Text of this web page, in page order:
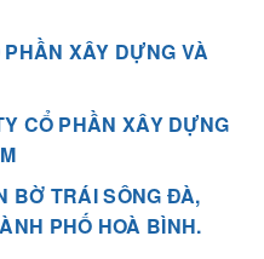
XÂY DỰNG VÀ
CỔ PHẦN XÂY DỰNG
BỜ TRÁI SÔNG ĐÀ,
PHỐ HOÀ BÌNH.